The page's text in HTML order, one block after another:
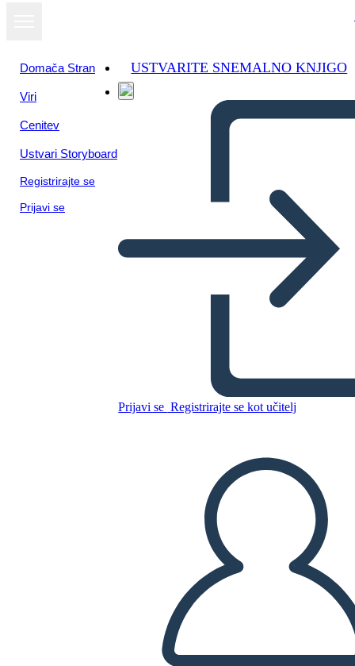
Domača Stran
Viri
Cenitev
Ustvari Storyboard
Registrirajte se
Prijavi se
USTVARITE SNEMALNO KNJIGO
Prijavi se Registrirajte se kot učitelj
Kopirajte to snemalno knjigo
PREDVAJANJE DIAPROJEKCIJE
PREBERI MI